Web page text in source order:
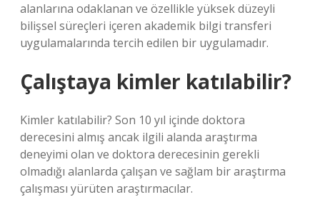
alanlarına odaklanan ve özellikle yüksek düzeyli
bilişsel süreçleri içeren akademik bilgi transferi
uygulamalarında tercih edilen bir uygulamadır.
Çalıştaya kimler katılabilir?
Kimler katılabilir? Son 10 yıl içinde doktora
derecesini almış ancak ilgili alanda araştırma
deneyimi olan ve doktora derecesinin gerekli
olmadığı alanlarda çalışan ve sağlam bir araştırma
çalışması yürüten araştırmacılar.